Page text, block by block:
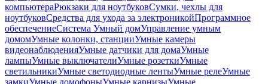
компьютераРюкзаки для ноутбуковСумки, чехлы для
ноутбуковСредства для ухода за электроникойПрограммное
обеспечениеСистема Умный домУправление умным
домомУмные колонки, станцииУмные камеры
видеонаблюденияУмные датчики для домаУмные
лампыУмные выключателиУмные розеткиУмные
светильникиУмные светодиодные лентыУмные релеУмные
замкиУмные домофоныУмные карнизыУмные